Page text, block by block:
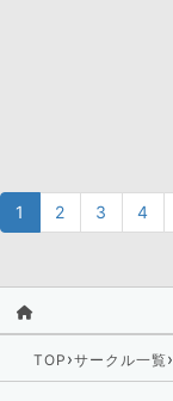
1 2 3 4
TOP ›サークル一覧›